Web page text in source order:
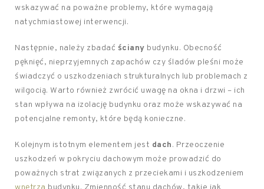
wskazywać na poważne problemy, które wymagają
natychmiastowej interwencji.
Następnie, należy zbadać ściany budynku. Obecność
pęknięć, nieprzyjemnych zapachów czy śladów pleśni może
świadczyć o uszkodzeniach strukturalnych lub problemach z
wilgocią. Warto również zwrócić uwagę na okna i drzwi – ich
stan wpływa na izolację budynku oraz może wskazywać na
potencjalne remonty, które będą konieczne.
Kolejnym istotnym elementem jest dach. Przeoczenie
uszkodzeń w pokryciu dachowym może prowadzić do
poważnych strat związanych z przeciekami i uszkodzeniem